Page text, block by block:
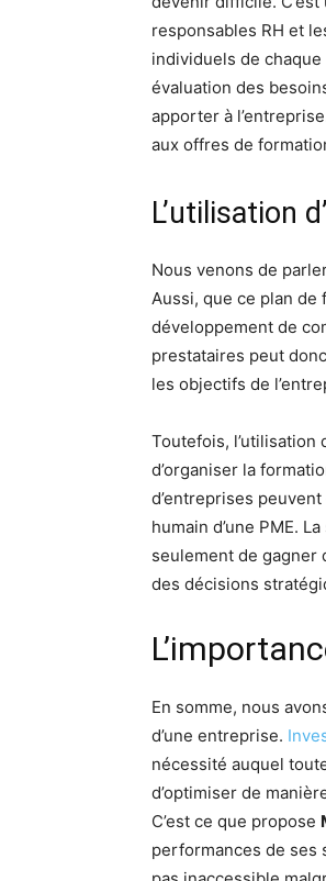
responsables RH et
individuels de
évaluation des
apporter à
aux offres de
L’utilisation
Nous venons de
Aussi, que ce plan de
développement de
prestataires peut
les objectifs de
Toutefois, l’utilisation
d’organiser la
d’entreprises
humain d’une PME.
seulement de gagner
des décisions
En somme, nous
d’une entreprise.
nécessité auquel
d’optimiser de
C’est ce que propose
performances de ses